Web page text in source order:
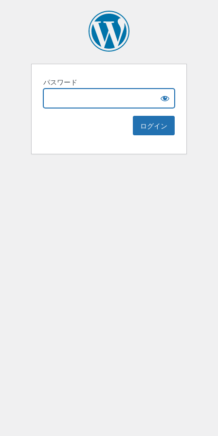
パスワード